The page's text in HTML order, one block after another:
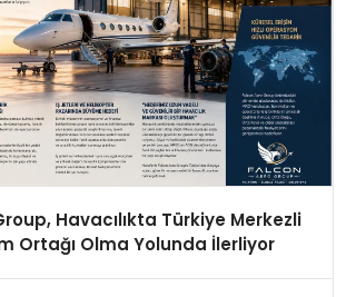
Havacılıkta Türkiye Merkezli
Ortağı Olma Yolunda İlerliyor